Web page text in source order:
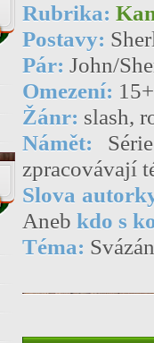
Rubrika:
Postavy:
Pár: John/
Omezení: 15+
Žánr: slash,
Námět:
zpracovávají
Slova
Aneb kdo s
Téma: